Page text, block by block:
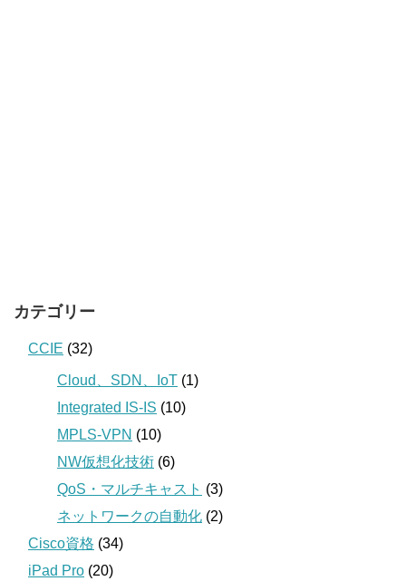
カテゴリー
CCIE (32)
Cloud、SDN、IoT (1)
Integrated IS-IS (10)
MPLS-VPN (10)
NW仮想化技術 (6)
QoS・マルチキャスト (3)
ネットワークの自動化 (2)
Cisco資格 (34)
iPad Pro (20)